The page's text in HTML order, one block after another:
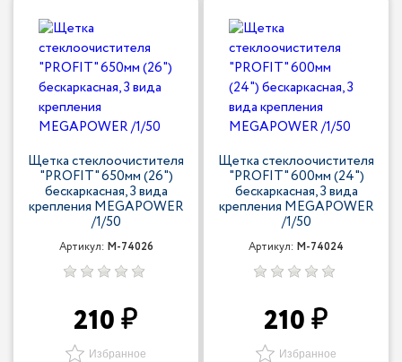
Щетка стеклоочистителя
"PROFIT" 650мм (26")
бескаркасная, 3 вида
крепления MEGAPOWER
/1/50
Артикул: M-74026
210
Избранное
Щетка стеклоочистителя
"PROFIT" 600мм (24")
бескаркасная, 3 вида
крепления MEGAPOWER
/1/50
Артикул: M-74024
210
Избранное